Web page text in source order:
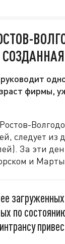
фирмы,
следует из
За эти
и
по